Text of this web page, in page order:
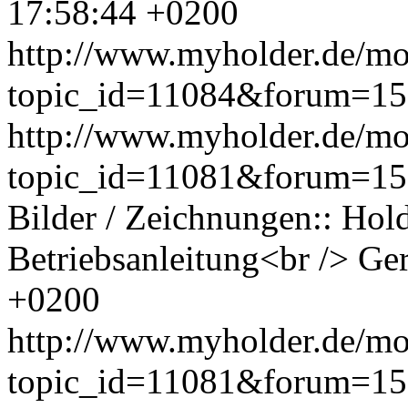
17:58:44 +0200
http://www.myholder.de/
topic_id=11084&forum=15
http://www.myholder.de/
Bilder / Zeichnungen::
Betriebsanleitung<br />
+0200
http://www.myholder.de/
topic_id=11081&forum=15